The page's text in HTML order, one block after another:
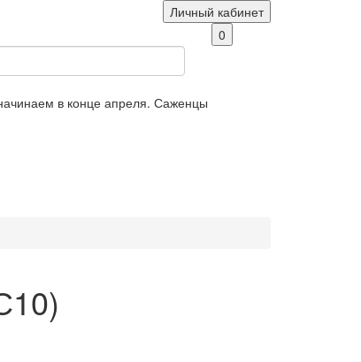
Личный кабинет
0
в конце апреля. Саженцы